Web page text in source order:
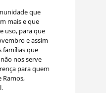
que
mais e que
uso, para que
e assim
famílias que
nos serve
para quem
Ramos,